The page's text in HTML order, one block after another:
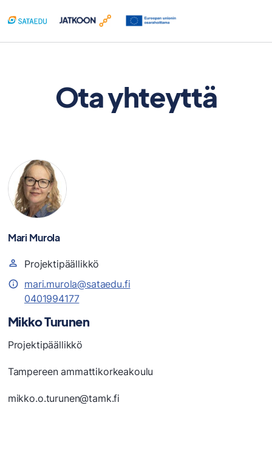
sisältöön
Ota yhteyttä
Mari Murola
Projektipäällikkö
mari.murola@sataedu.fi
0401994177
Mikko Turunen
Projektipäällikkö
Tampereen ammattikorkeakoulu
mikko.o.turunen@tamk.fi